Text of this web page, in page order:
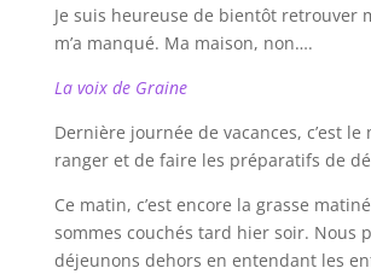
Je suis heureuse de bientôt retrouver
m’a manqué. Ma maison, non….
La voix de Graine
Dernière journée de vacances, c’est le
ranger et de faire les préparatifs de
Ce matin, c’est encore la grasse
sommes couchés tard hier soir. Nous
déjeunons dehors en entendant les